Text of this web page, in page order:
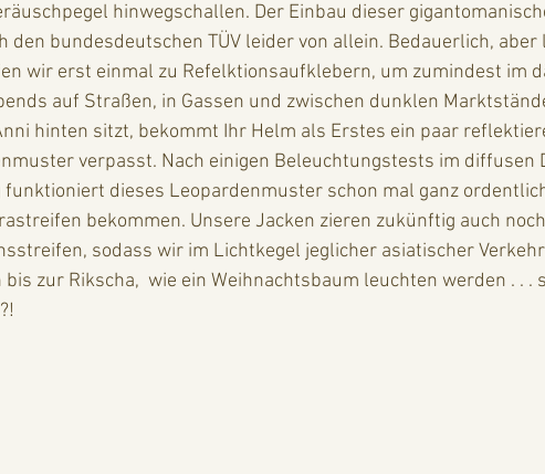
hinwegschallen. Der Einbau dieser
den bundesdeutschen TÜV leider von allein. Bedauerlich, aber
wir erst einmal zu Refelktionsaufklebern, um zumindest im
auf Straßen, in Gassen und zwischen dunklen
hinten sitzt, bekommt Ihr Helm als Erstes ein paar
verpasst. Nach einigen Beleuchtungstests im diffusen
funktioniert dieses Leopardenmuster schon mal ganz
bekommen. Unsere Jacken zieren zukünftig auch
sodass wir im Lichtkegel jeglicher asiatischer
bis zur Rikscha,  wie ein Weihnachtsbaum leuchten werden . . .